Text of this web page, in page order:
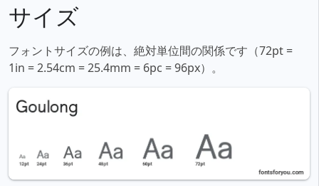
サイズ
フォントサイズの例は、絶対単位間の関係です（72pt =
1in = 2.54cm = 25.4mm = 6pc = 96px）。